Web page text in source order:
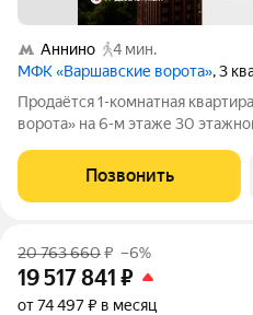
Аннино
4 мин.
МФК «Варшавские ворота», 3
Продаётся 1-комнатная
ворота» на 6-м этаже 30
и функциональностью, жизнью
будущим. Коротко о важном:
Позвонить
20 763 660₽ –6%
19 517 841 ₽
от 74 497 ₽ в месяц